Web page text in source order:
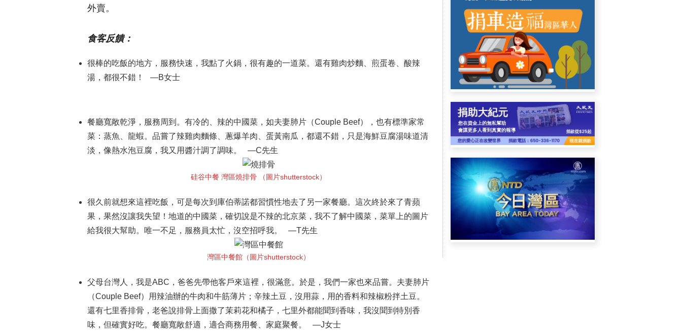
外賣。
食客反饋：
很棒的吃飯的地方，服務快速，我點了火鍋，很有趣的一道菜。還有雞肉炒麵、煎蛋卷、酸辣
湯，都很不錯！ —B女士
餐廳寬敞乾淨，服務周到。有冷的、辣的中國菜，如夫妻肺片（Couple Beef），也有標準家常
菜：蒸魚、龍蝦。品嘗了辣雞肉麵條、蔥爆羊肉、蛋黃南瓜，都還不錯，只是海鮮豆腐湯味道清
淡，像熱水泡豆腐，我又用醬汁調了調味。 —C先生
硅谷中餐 灣區燒排骨 （圖片shutterstock）
很久前就想來這裡吃飯，可是每次到庫伯蒂諾都習慣性地去了另一家餐廳。這次終於來了青蘋
果，果然沒讓我失望！地道的中國菜，確切說是不辣的北京菜，我不了解中國菜，菜單上的圖片
給我很大幫助。唯一不足，服務員太忙，沒空招呼我。 —T先生
灣區中餐館（圖片shutterstock）
父母台灣人，我是ABC，爸爸先帶他客戶來這裡，很滿意。於是，我們一家也來品嘗。夫妻肺片
（Couple Beef）用辣油辦的牛肉和牛筋薄片；辛辣土豆，沒用蒜，用的香料和辣椒粉拌土豆。
還有七里香排骨，老爸說排骨上面撒了茉莉花和橘子，七里外都能聞到香味，我沒聞到特別香
味，但確實好吃。餐廳寬敞舒適，適合商務用餐、家庭聚餐。 —J女士